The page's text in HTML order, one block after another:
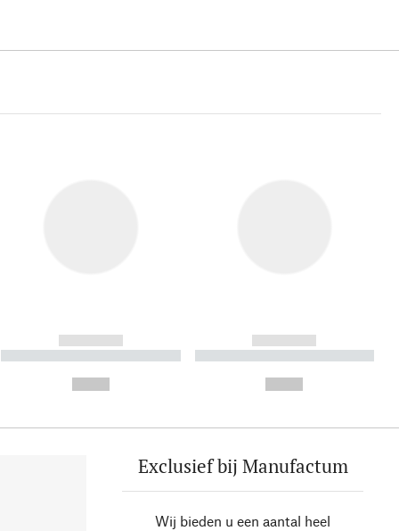
------------
----------- ----------- ----------
------------
----------- ----------- ----------
Exclusief bij Manufactum
Wij bieden u een aantal heel